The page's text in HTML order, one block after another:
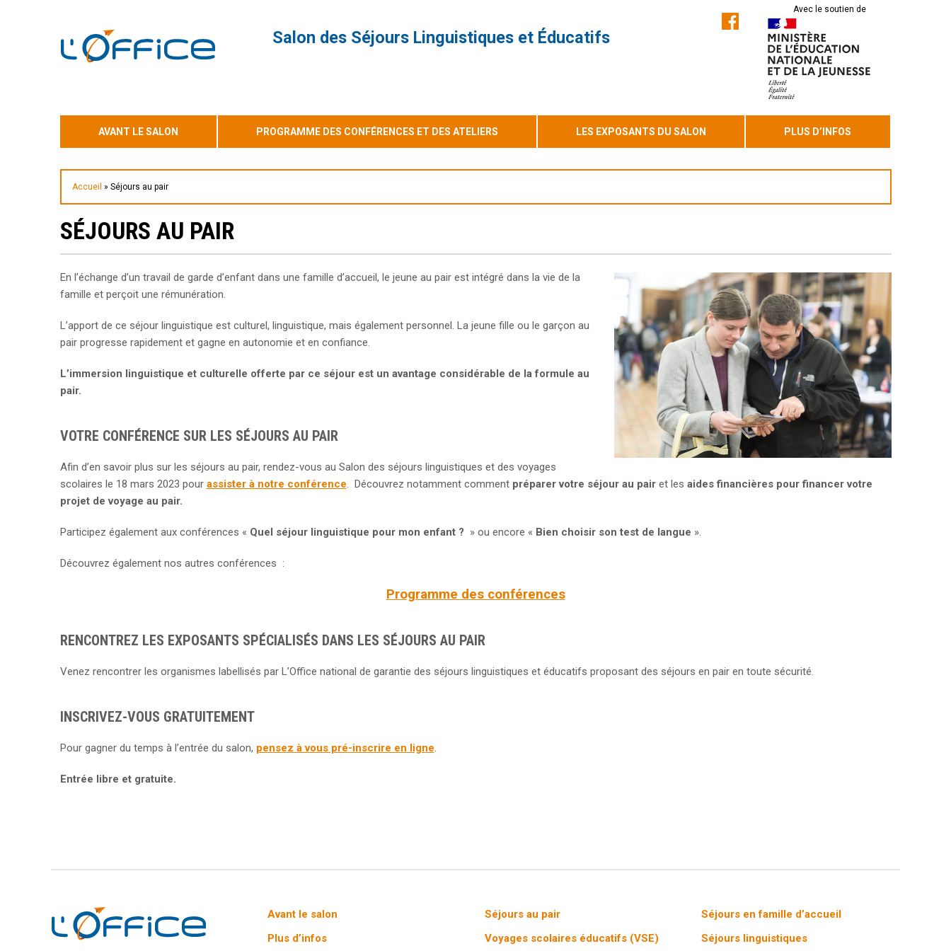
Salon des Séjours Linguistiques et Éducatifs
Avec le soutien de
AVANT LE SALON PROGRAMME DES CONFÉRENCES ET DES ATELIERS LES EXPOSANTS DU SALON PLUS D’INFOS
Accueil » Séjours au pair
SÉJOURS AU PAIR
En l’échange d’un travail de garde d’enfant dans une famille d’accueil, le jeune au pair est intégré dans la vie de la
famille et perçoit une rémunération.
L’apport de ce séjour linguistique est culturel, linguistique, mais également personnel. La jeune fille ou le garçon au
pair progresse rapidement et gagne en autonomie et en confiance.
L’immersion linguistique et culturelle offerte par ce séjour est un avantage considérable de la formule au
pair.
VOTRE CONFÉRENCE SUR LES SÉJOURS AU PAIR
Afin d’en savoir plus sur les séjours au pair, rendez-vous au Salon des séjours linguistiques et des voyages
scolaires le 18 mars 2023 pour assister à notre conférence. Découvrez notamment commentpréparer votre séjour au pair et les aides financières pour financer votre
projet de voyage au pair.
Participez également aux conférences « Quel séjour linguistique pour mon enfant ? » ou encore « Bien choisir son test de langue ».
Découvrez également nos autres conférences :
Programme des conférences
RENCONTREZ LES EXPOSANTS SPÉCIALISÉS DANS LES SÉJOURS AU PAIR
Venez rencontrer les organismes labellisés par L’Office national de garantie des séjours linguistiques et éducatifs proposant des séjours en pair en toute sécurité.
INSCRIVEZ-VOUS GRATUITEMENT
Pour gagner du temps à l’entrée du salon, pensez à vous pré-inscrire en ligne.
Entrée libre et gratuite.
Avant le salon
Plus d’infos
Séjours au pair
Voyages scolaires éducatifs (VSE)
Séjours en famille d’accueil
Séjours linguistiques